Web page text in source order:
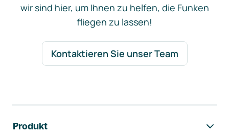
wir sind hier, um Ihnen zu helfen, die Funken
fliegen zu lassen!
Kontaktieren Sie unser Team
Produkt